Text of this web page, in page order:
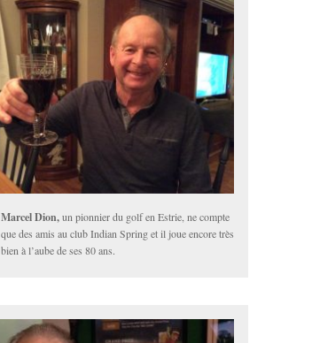
Marcel Dion,un pionnier du golf en Estrie, ne compte
que des amis au club Indian Spring et il joue encore très
bien à l’aube de ses 80 ans.